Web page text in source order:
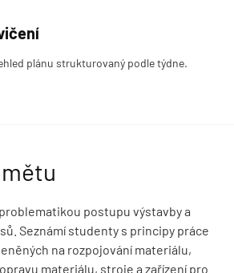
plánu strukturovaný podle týdne.
postupu výstavby a
Seznámí studenty s principy práce
na rozpojování materiálu,
materiálu, stroje a zařízení pro